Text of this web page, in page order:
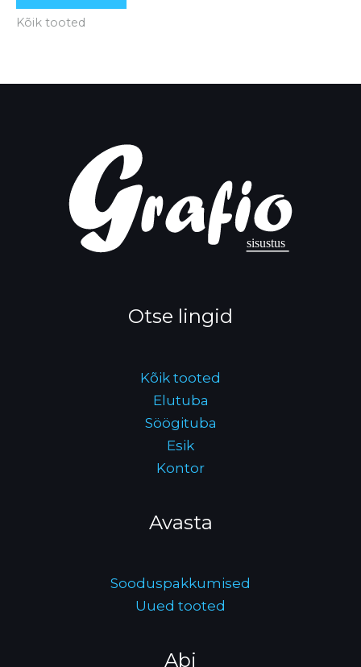
Kõik tooted
Otse lingid
Kõik tooted
Elutuba
Söögituba
Esik
Kontor
Avasta
Sooduspakkumised
Uued tooted
Abi